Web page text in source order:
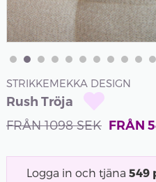
STRIKKEMEKKA DESIGN
Rush Tröja
FRÅN 1098SEK FRÅN
Logga in och tjäna 549